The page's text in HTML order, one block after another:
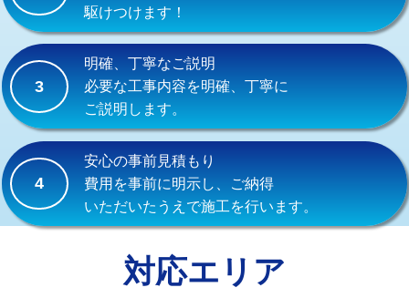
交換・取付（その他部品）
持込商品取付（単水栓）
持込商品取付（混合水栓） 16,500円
持込商品取付（浄水器・分岐水栓） 16,500円
給水管工事※（ホール加工)
給水管工事※（バンド止め) 3,300円
給水管工事※（保温材使用（バンド止
5,500円
駆けつけます！
3
明確、丁寧なご説明
必要な工事内容を明確、丁寧に
ご説明します。
4
安心の事前見積もり
費用を事前に明示し、ご納得
いただいたうえで施工を行います。
対応エリア